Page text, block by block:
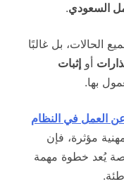
السعودي.
الحالات، بل غالبًا
أو إثبات
بها.
عن العمل في النظام
مؤثرة، فإن
يُعد خطوة مهمة